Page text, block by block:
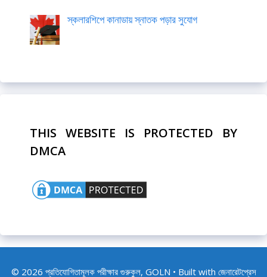
স্কলারশিপে কানাডায় স্নাতক পড়ার সুযোগ
THIS WEBSITE IS PROTECTED BY
DMCA
© 2026 প্রতিযোগিতামূলক পরীক্ষার গুরুকুল, GOLN • Built with জেনারেটপ্রেস